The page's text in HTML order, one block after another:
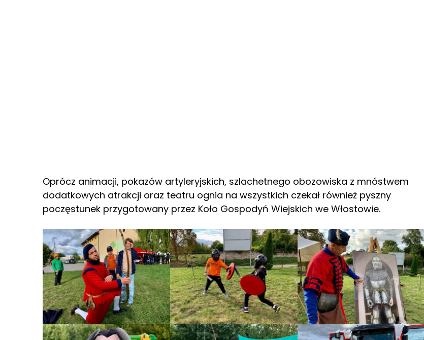
Oprócz animacji, pokazów artyleryjskich, szlachetnego obozowiska z mnóstwem
dodatkowych atrakcji oraz teatru ognia na wszystkich czekał również pyszny
poczęstunek przygotowany przez Koło Gospodyń Wiejskich we Włostowie.